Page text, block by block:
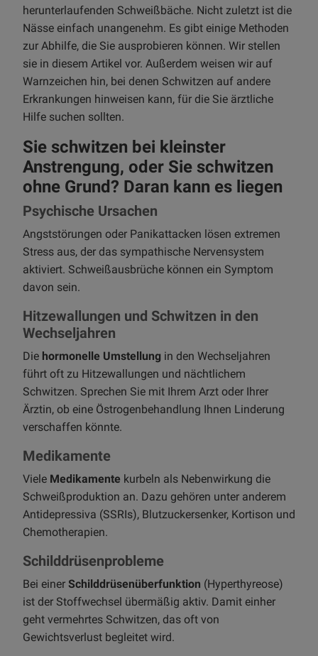
herunterlaufenden Schweißbäche. Nicht zuletzt ist die
Nässe einfach unangenehm. Es gibt einige Methoden
zur Abhilfe, die Sie ausprobieren können. Wir stellen
sie in diesem Artikel vor. Außerdem weisen wir auf
Warnzeichen hin, bei denen Schwitzen auf andere
Erkrankungen hinweisen kann, für die Sie ärztliche
Hilfe suchen sollten.
Sie schwitzen bei kleinster
Anstrengung, oder Sie schwitzen
ohne Grund? Daran kann es liegen
Psychische Ursachen
Angststörungen oder Panikattacken lösen extremen
Stress aus, der das sympathische Nervensystem
aktiviert. Schweißausbrüche können ein Symptom
davon sein.
Hitzewallungen und Schwitzen in den
Wechseljahren
Die hormonelle Umstellung in den Wechseljahren
führt oft zu Hitzewallungen und nächtlichem
Schwitzen. Sprechen Sie mit Ihrem Arzt oder Ihrer
Ärztin, ob eine Östrogenbehandlung Ihnen Linderung
verschaffen könnte.
Medikamente
Viele Medikamente kurbeln als Nebenwirkung die
Schweißproduktion an. Dazu gehören unter anderem
Antidepressiva (SSRIs), Blutzuckersenker, Kortison und
Chemotherapien.
Schilddrüsenprobleme
Bei einer Schilddrüsenüberfunktion (Hyperthyreose)
ist der Stoffwechsel übermäßig aktiv. Damit einher
geht vermehrtes Schwitzen, das oft von
Gewichtsverlust begleitet wird.